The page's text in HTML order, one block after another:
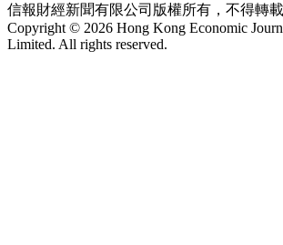
信報財經新聞有限公司版權所有，不得轉載
Copyright © 2026 Hong Kong Economic
Limited. All rights reserved.